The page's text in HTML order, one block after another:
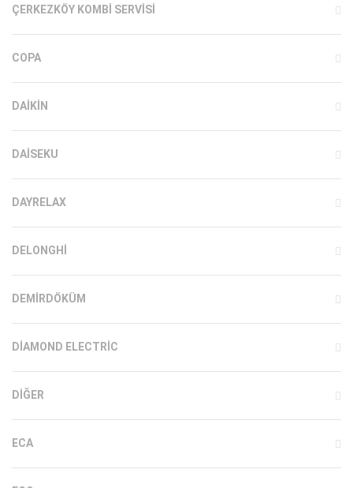
ÇERKEZKÖY KOMBI SERVISI
COPA
DAIKIN
DAISEKU
DAYRELAX
DELONGHI
DEMIRDÖKÜM
DIAMOND ELECTRIC
DIĞER
ECA